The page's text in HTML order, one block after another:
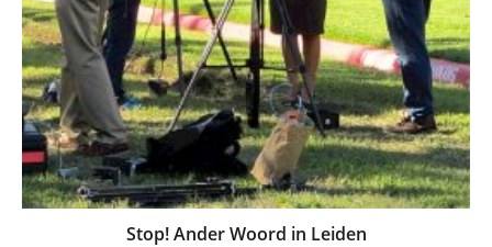
Stop! Ander Woord in Leiden